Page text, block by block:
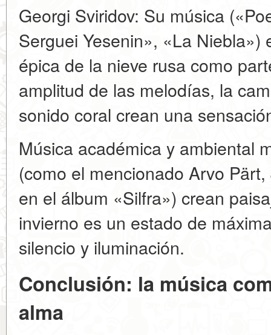
Georgi Sviridov: Su música
Serguei Yesenin», «La
épica de la nieve rusa como
amplitud de las melodías, la
sonido coral crean una
Música académica y ambiental
(como el mencionado Arvo
en el álbum «Silfra») crean
invierno es un estado de
silencio y iluminación.
Conclusión: la música
alma